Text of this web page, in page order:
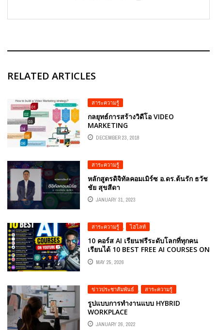
RELATED ARTICLES
สาระความรู้
กลยุทธ์การสร้างวิดีโอ VIDEO
MARKETING
DECEMBER 23, 2018
สาระความรู้
หลักสูตรดิจิทัลคอมเมิร์ซ อ.ดร.ต้นรัก ธวัช
ชัย สุขสีดา
JANUARY 31, 2023
สาระความรู้ , ไฮไลท์
10 คอร์ส AI เรียนฟรีระดับโลกที่ทุกคน
เรียนได้ 10 BEST FREE AI COURSES ON
YOUTUBE
MAY 25, 2026
ข่าวประชาสัมพันธ์ สาระความรู้
รูปแบบการทำงานแบบ HYBRID
WORKPLACE
JANUARY 26, 2022